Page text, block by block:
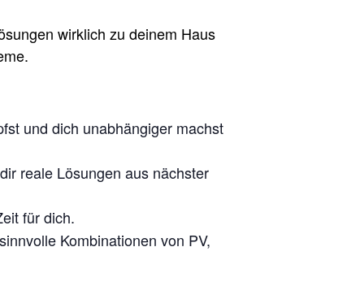
wirklich zu deinem Haus
und dich unabhängiger machst
reale Lösungen aus nächster
für dich.
Kombinationen von PV,